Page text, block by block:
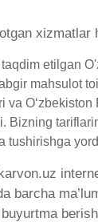
etilgan
mahsulot
va
Bizning
tushirishga
barcha